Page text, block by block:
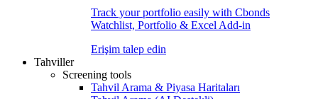
Track your portfolio easily with Cbonds
Watchlist, Portfolio & Excel Add-in
Erişim talep edin
Tahviller
Screening tools
Tahvil Arama & Piyasa Haritaları